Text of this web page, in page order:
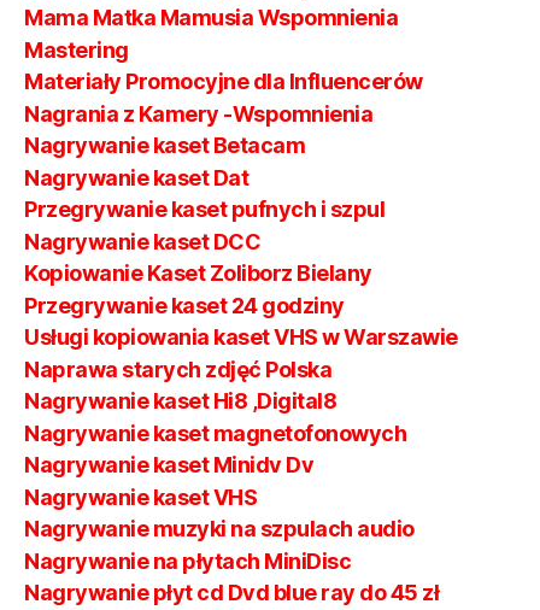
Mama Matka Mamusia Wspomnienia
Mastering
Materiały Promocyjne dla Influencerów
Nagrania z Kamery -Wspomnienia
Nagrywanie kaset Betacam
Nagrywanie kaset Dat
Przegrywanie kaset pufnych i szpul
Nagrywanie kaset DCC
Kopiowanie Kaset Zoliborz Bielany
Przegrywanie kaset 24 godziny
Usługi kopiowania kaset VHS w Warszawie
Naprawa starych zdjęć Polska
Nagrywanie kaset Hi8 ,Digital8
Nagrywanie kaset magnetofonowych
Nagrywanie kaset Minidv Dv
Nagrywanie kaset VHS
Nagrywanie muzyki na szpulach audio
Nagrywanie na płytach MiniDisc
Nagrywanie płyt cd Dvd blue ray do 45 zł